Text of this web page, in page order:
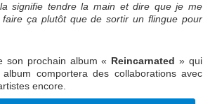
signifie tendre la main et dire que je me
ça plutôt que de sortir un flingue pour
son prochain album « Reincarnated » qui
comportera des collaborations avec
encore.